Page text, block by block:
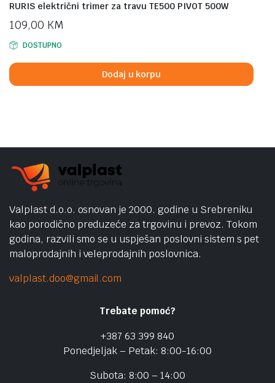
RURIS električni trimer za travu TE500 PIVOT 500W
109,00 KM
DOSTUPNO
Dodaj u korpu
Valplast d.o.o. osnovan je 2000. godine u Srebreniku
kao porodično preduzeće za trgovinu i prevoz. Tokom
godina, razvili smo se u uspješan poslovni sistem s pet
maloprodajnih i veleprodajnih poslovnica.
valplast.doo@gmail.com
Trebate pomoć?
+387 63 399 840
Ponedjeljak – Petak: 8:00-16:00
Subota: 8:00 – 14:00